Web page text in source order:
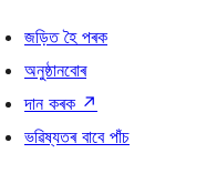
জড়িত হৈ পৰক
অনুষ্ঠানবোৰ
দান কৰক ↗
ভৱিষ্যতৰ বাবে পাঁচ